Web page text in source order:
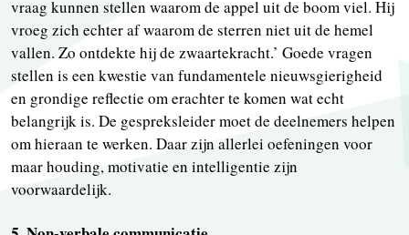
vraag kunnen stellen waarom de appel uit de boom viel. Hij
vroeg zich echter af waarom de sterren niet uit de hemel
vallen. Zo ontdekte hij de zwaartekracht.’ Goede vragen
stellen is een kwestie van fundamentele nieuwsgierigheid
en grondige reflectie om erachter te komen wat echt
belangrijk is. De gespreksleider moet de deelnemers helpen
om hieraan te werken. Daar zijn allerlei oefeningen voor
maar houding, motivatie en intelligentie zijn
voorwaardelijk.